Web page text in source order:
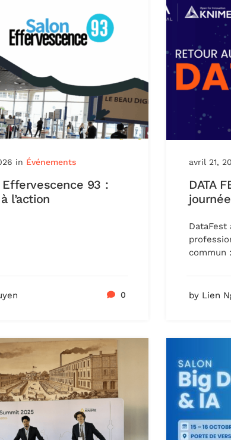
in Événements
Effervescence 93 :
l’action
0
avril 21,
DATA
commun
by Lien